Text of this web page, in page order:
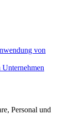
von
Personal und